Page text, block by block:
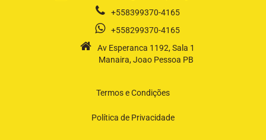
+558399370-4165
+558299370-4165
Av Esperanca 1192, Sala 1
Manaira, Joao Pessoa PB
Termos e Condições
Política de Privacidade